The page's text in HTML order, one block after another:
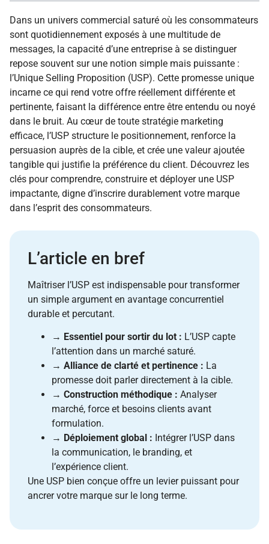
Dans un univers commercial saturé où les consommateurs
sont quotidiennement exposés à une multitude de
messages, la capacité d’une entreprise à se distinguer
repose souvent sur une notion simple mais puissante :
l’Unique Selling Proposition (USP). Cette promesse unique
incarne ce qui rend votre offre réellement différente et
pertinente, faisant la différence entre être entendu ou noyé
dans le bruit. Au cœur de toute stratégie marketing
efficace, l’USP structure le positionnement, renforce la
persuasion auprès de la cible, et crée une valeur ajoutée
tangible qui justifie la préférence du client. Découvrez les
clés pour comprendre, construire et déployer une USP
impactante, digne d’inscrire durablement votre marque
dans l’esprit des consommateurs.
L’article en bref
Maîtriser l’USP est indispensable pour transformer
un simple argument en avantage concurrentiel
durable et percutant.
→ Essentiel pour sortir du lot : L’USP capte
l’attention dans un marché saturé.
→ Alliance de clarté et pertinence : La
promesse doit parler directement à la cible.
→ Construction méthodique : Analyser
marché, force et besoins clients avant
formulation.
→ Déploiement global : Intégrer l’USP dans
la communication, le branding, et
l’expérience client.
Une USP bien conçue offre un levier puissant pour
ancrer votre marque sur le long terme.